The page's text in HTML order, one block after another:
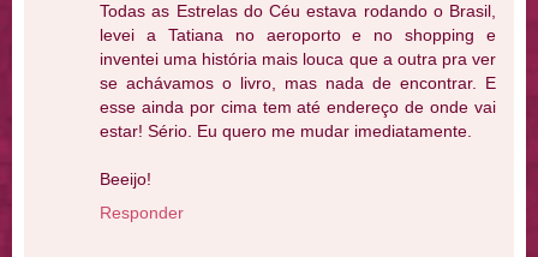
Todas as Estrelas do Céu estava rodando o Brasil,
levei a Tatiana no aeroporto e no shopping e
inventei uma história mais louca que a outra pra ver
se achávamos o livro, mas nada de encontrar. E
esse ainda por cima tem até endereço de onde vai
estar! Sério. Eu quero me mudar imediatamente.
Beeijo!
Responder